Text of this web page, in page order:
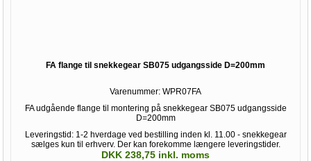
FA flange til snekkegear SB075 udgangsside D=200mm
Varenummer: WPR07FA
FA udgående flange til montering på snekkegear SB075 udgangsside
D=200mm
Leveringstid: 1-2 hverdage ved bestilling inden kl. 11.00 - snekkegear
sælges kun til erhverv. Der kan forekomme længere leveringstider.
DKK 238,75 inkl. moms